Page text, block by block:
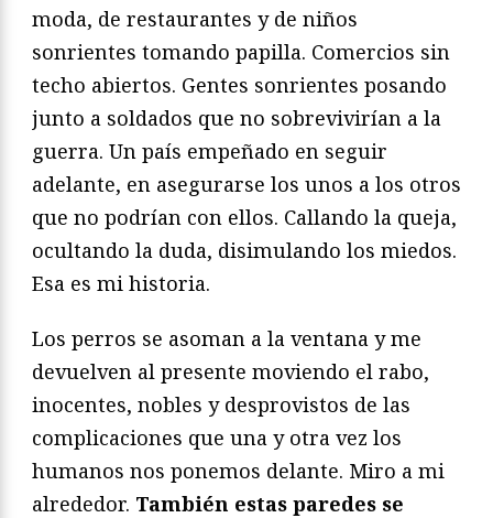
moda, de restaurantes y de niños
sonrientes tomando papilla. Comercios sin
techo abiertos. Gentes sonrientes posando
junto a soldados que no sobrevivirían a la
guerra. Un país empeñado en seguir
adelante, en asegurarse los unos a los otros
que no podrían con ellos. Callando la queja,
ocultando la duda, disimulando los miedos.
Esa es mi historia.
Los perros se asoman a la ventana y me
devuelven al presente moviendo el rabo,
inocentes, nobles y desprovistos de las
complicaciones que una y otra vez los
humanos nos ponemos delante. Miro a mi
alrededor. También estas paredes se